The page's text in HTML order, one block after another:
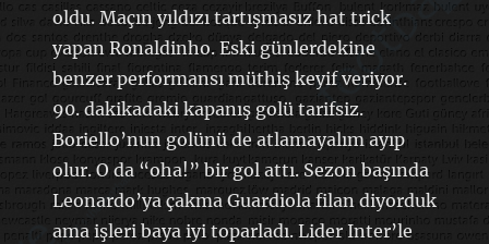
oldu. Maçın yıldızı tartışmasız hat trick
yapan Ronaldinho. Eski günlerdekine
benzer performansı müthiş keyif veriyor.
90. dakikadaki kapanış golü tarifsiz.
Boriello’nun golünü de atlamayalım ayıp
olur. O da “oha!” bir gol attı. Sezon başında
Leonardo’ya çakma Guardiola filan diyorduk
ama işleri baya iyi toparladı. Lider Inter’le